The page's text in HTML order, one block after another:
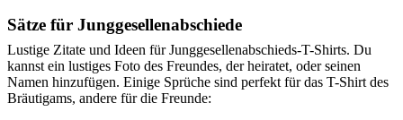
Sätze für Junggesellenabschiede
Lustige Zitate und Ideen für Junggesellenabschieds-T-Shirts. Du
kannst ein lustiges Foto des Freundes, der heiratet, oder seinen
Namen hinzufügen. Einige Sprüche sind perfekt für das T-Shirt des
Bräutigams, andere für die Freunde: